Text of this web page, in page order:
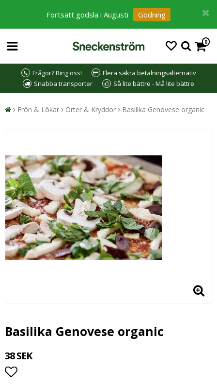
Fortsätt gödsla i Augusti Gödning
0
Frågor? Ring oss!
Flera säkra betalningsalternativ
Snabba transporter
Så lite bättre - Må lite bättre
Frön & Lökar Örter & Kryddor Basilika Genovese organic
Basilika Genovese organic
38 SEK